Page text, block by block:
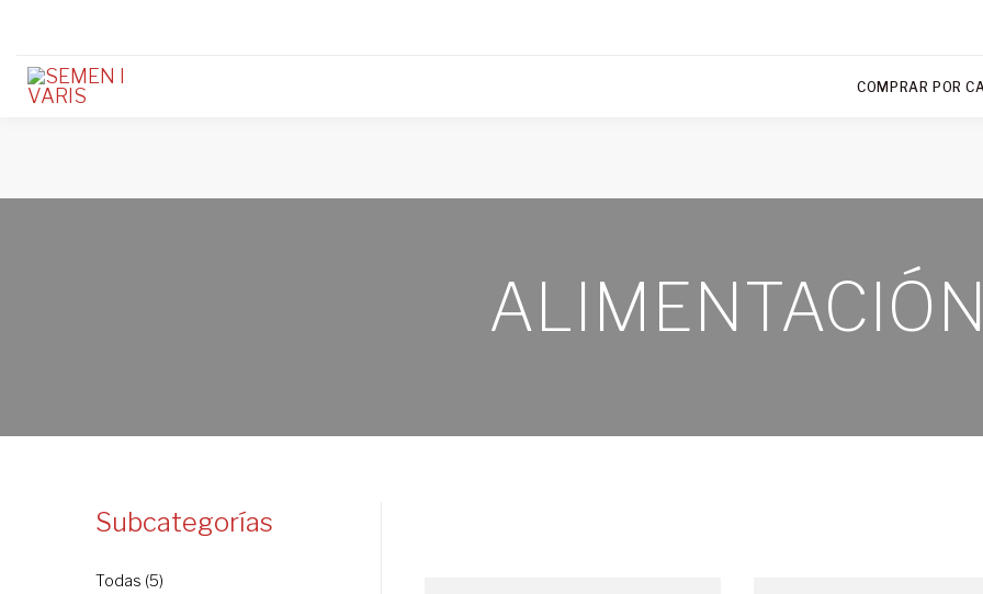
COMPRAR POR
ALIMENTACIÓN
Subcategorías
Todas (5)